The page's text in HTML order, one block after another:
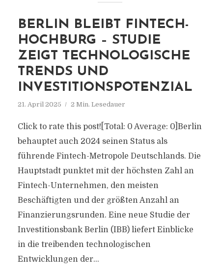
BERLIN BLEIBT FINTECH-
HOCHBURG – STUDIE
ZEIGT TECHNOLOGISCHE
TRENDS UND
INVESTITIONSPOTENZIAL
21. April 2025 2 Min. Lesedauer
Click to rate this post![Total: 0 Average: 0]Berlin
behauptet auch 2024 seinen Status als
führende Fintech-Metropole Deutschlands. Die
Hauptstadt punktet mit der höchsten Zahl an
Fintech-Unternehmen, den meisten
Beschäftigten und der größten Anzahl an
Finanzierungsrunden. Eine neue Studie der
Investitionsbank Berlin (IBB) liefert Einblicke
in die treibenden technologischen
Entwicklungen der...